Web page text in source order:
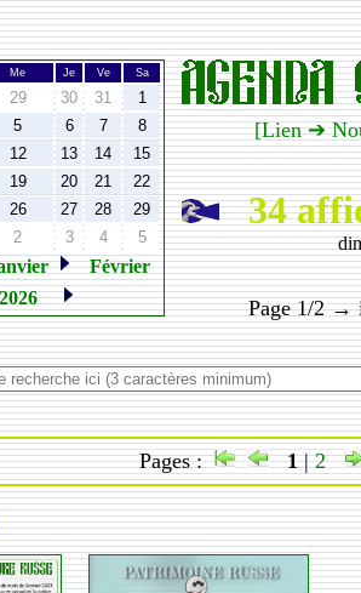
Me Je Ve Sa
29 30 31
1
5 6 7
8
12 13 14
15
19 20 21
22
26 27 28
29
2 3 4 5
Février
[Lien ➔
34
Page 1/2 →
Pages : 1|2